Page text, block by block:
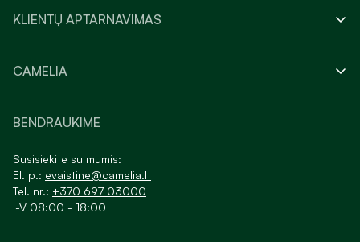
KLIENTŲ APTARNAVIMAS
CAMELIA
BENDRAUKIME
Susisiekite su mumis:
El. p.: evaistine@camelia.lt
Tel. nr.: +370 697 03000
I-V 08:00 - 18:00